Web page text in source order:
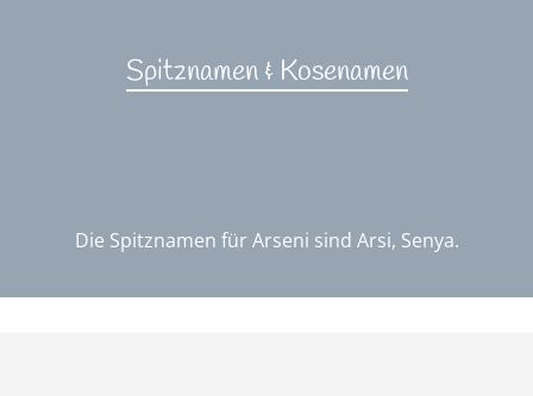
Spitznamen & Kosenamen
Die Spitznamen für Arseni sind Arsi, Senya.